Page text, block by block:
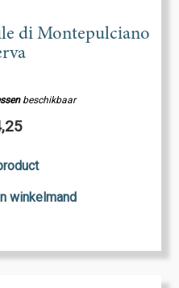
di Montepulciano
beschikbaar
winkelmand